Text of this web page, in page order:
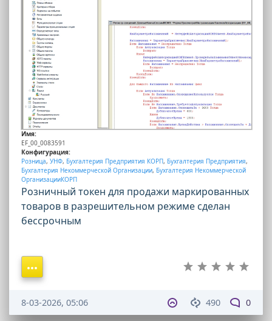
Имя:
EF_00_0083591
Конфигурация:
Розница, УНФ, Бухгалтерия Предприятия КОРП, Бухгалтерия Предприятия,
Бухгалтерия Некоммерческой Организации, Бухгалтерия Некоммерческой
ОрганизацииКОРП
Розничный токен для продажи маркированных
товаров в разрешительном режиме сделан
бессрочным
490 0
8-03-2026, 05:06